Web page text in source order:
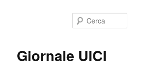
Giornale UICI